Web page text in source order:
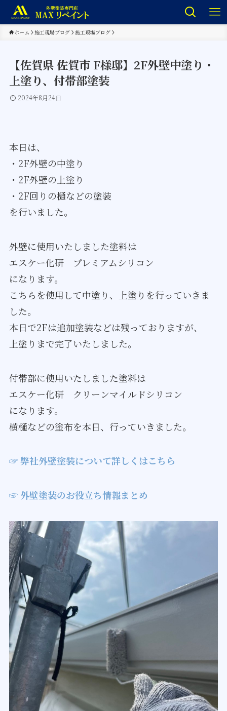
ホーム 施工現場ブログ 施工現場ブログ
【佐賀県 佐賀市 F様邸】2F外壁中塗り・
上塗り、付帯部塗装
2024年8月24日
本日は、
・2F外壁の中塗り
・2F外壁の上塗り
・2F回りの樋などの塗装
を行いました。
外壁に使用いたしました塗料は
エスケー化研 プレミアムシリコン
になります。
こちらを使用して中塗り、上塗りを行っていきま
した。
本日で2Fは追加塗装などは残っておりますが、
上塗りまで完了いたしました。
付帯部に使用いたしました塗料は
エスケー化研 クリーンマイルドシリコン
​​​​​​​になります。
横樋などの塗布を本日、行っていきました。
☞ 弊社外壁塗装について詳しくはこちら
☞ 外壁塗装のお役立ち情報まとめ